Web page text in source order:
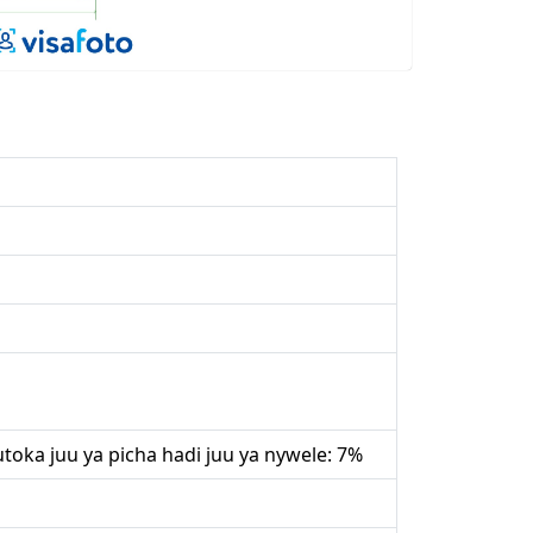
juu ya picha hadi juu ya nywele: 7%